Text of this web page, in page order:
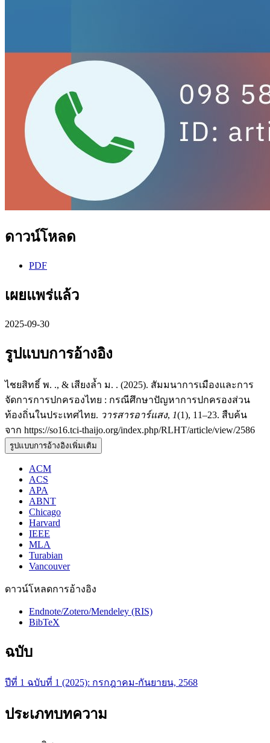
ดาวน์โหลด
PDF
เผยแพร่แล้ว
2025-09-30
รูปแบบการอ้างอิง
ไชยสิทธิ์ พ. ., & เสียงล้ำ ม. . (2025). สัมมนาการเมืองและการ
จัดการการปกครองไทย : กรณีศึกษาปัญหาการปกครองส่วน
ท้องถิ่นในประเทศไทย. วารสารอาร์แสง, 1(1), 11–23. สืบค้น
จาก https://so16.tci-thaijo.org/index.php/RLHT/article/view/2586
รูปแบบการอ้างอิงเพิ่มเติม
ACM
ACS
APA
ABNT
Chicago
Harvard
IEEE
MLA
Turabian
Vancouver
ดาวน์โหลดการอ้างอิง
Endnote/Zotero/Mendeley (RIS)
BibTeX
ฉบับ
ปีที่ 1 ฉบับที่ 1 (2025): กรกฎาคม-กันยายน, 2568
ประเภทบทความ